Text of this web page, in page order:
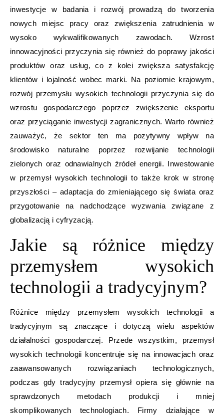
inwestycje w badania i rozwój prowadzą do tworzenia
nowych miejsc pracy oraz zwiększenia zatrudnienia w
wysoko wykwalifikowanych zawodach. Wzrost
innowacyjności przyczynia się również do poprawy jakości
produktów oraz usług, co z kolei zwiększa satysfakcję
klientów i lojalność wobec marki. Na poziomie krajowym,
rozwój przemysłu wysokich technologii przyczynia się do
wzrostu gospodarczego poprzez zwiększenie eksportu
oraz przyciąganie inwestycji zagranicznych. Warto również
zauważyć, że sektor ten ma pozytywny wpływ na
środowisko naturalne poprzez rozwijanie technologii
zielonych oraz odnawialnych źródeł energii. Inwestowanie
w przemysł wysokich technologii to także krok w stronę
przyszłości – adaptacja do zmieniającego się świata oraz
przygotowanie na nadchodzące wyzwania związane z
globalizacją i cyfryzacją.
Jakie są różnice między
przemysłem wysokich
technologii a tradycyjnym?
Różnice między przemysłem wysokich technologii a
tradycyjnym są znaczące i dotyczą wielu aspektów
działalności gospodarczej. Przede wszystkim, przemysł
wysokich technologii koncentruje się na innowacjach oraz
zaawansowanych rozwiązaniach technologicznych,
podczas gdy tradycyjny przemysł opiera się głównie na
sprawdzonych metodach produkcji i mniej
skomplikowanych technologiach. Firmy działające w